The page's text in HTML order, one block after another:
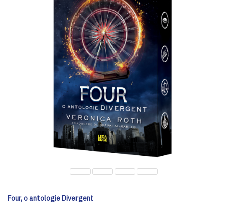
Four, o antologie Divergent